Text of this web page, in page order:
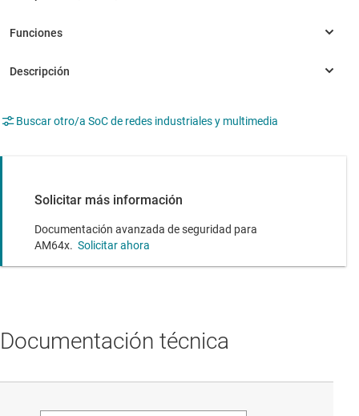
Buscar otro/a SoC de redes industriales y multimedia
Solicitar más información
Documentación avanzada de seguridad para
AM64x. Solicitar ahora
Documentación técnica